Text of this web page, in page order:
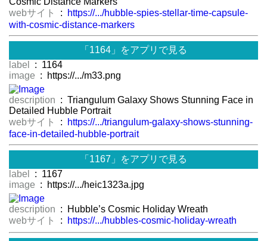
webサイト
:
https://.../hubble-spies-stellar-time-capsule-
with-cosmic-distance-markers
「1164」をアプリで見る
label
: 1164
image : https://.../m33.png
description : Triangulum Galaxy Shows Stunning Face in
Detailed Hubble Portrait
webサイト
:
https://.../triangulum-galaxy-shows-stunning-
face-in-detailed-hubble-portrait
「1167」をアプリで見る
label
: 1167
image : https://.../heic1323a.jpg
description : Hubble’s Cosmic Holiday Wreath
webサイト
: https://.../hubbles-cosmic-holiday-wreath